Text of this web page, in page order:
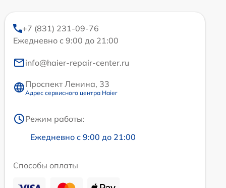
+7 (831) 231-09-76
Ежедневно с 9:00 до 21:00
info@haier-repair-center.ru
Проспект Ленина, 33
Адрес сервисного центра Haier
Режим работы:
Ежедневно с 9:00 до 21:00
Способы оплаты